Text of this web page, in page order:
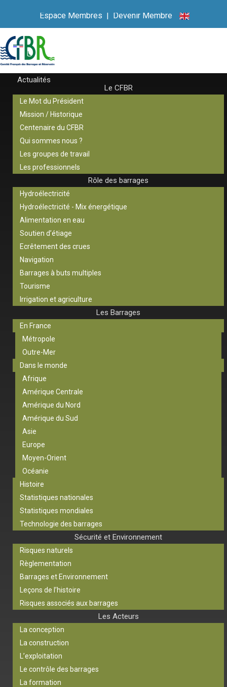
Espace Membres | Devenir Membre
Actualités
Le CFBR
Le Mot du Président
Mission / Historique
Centenaire du CFBR
Qui sommes nous ?
Les groupes de travail
Les professionnels
Rôle des barrages
Hydroélectricité
Hydroélectricité - Mix énergétique
Alimentation en eau
Soutien d’étiage
Ecrêtement des crues
Navigation
Barrages à buts multiples
Tourisme
Irrigation et agriculture
Les Barrages
En France
Métropole
Outre-Mer
Dans le monde
Afrique
Amérique Centrale
Amérique du Nord
Amérique du Sud
Asie
Europe
Moyen-Orient
Océanie
Histoire
Statistiques nationales
Statistiques mondiales
Technologie des barrages
Sécurité et Environnement
Risques naturels
Règlementation
Barrages et Environnement
Leçons de l’histoire
Risques associés aux barrages
Les Acteurs
La conception
La construction
L’exploitation
Le contrôle des barrages
La formation